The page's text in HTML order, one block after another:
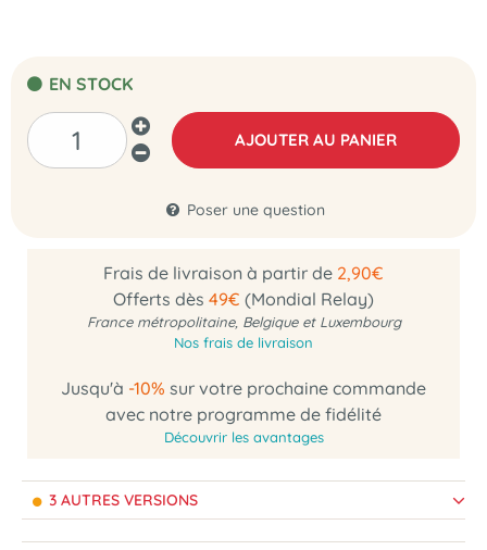
EN STOCK
AJOUTER AU PANIER
Poser une question
Frais de livraison à partir de 2,90€
Offerts dès 49€ (Mondial Relay)
France métropolitaine, Belgique et Luxembourg
Nos frais de livraison
Jusqu'à -10% sur votre prochaine commande
avec notre programme de fidélité
Découvrir les avantages
3 AUTRES VERSIONS